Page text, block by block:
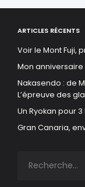
ARTICLES RÉCENTS
Voir le Mont Fuji,
Mon
Nakasendo : de
L’épreuve des
Un Ryokan pour
Gran Canaria,